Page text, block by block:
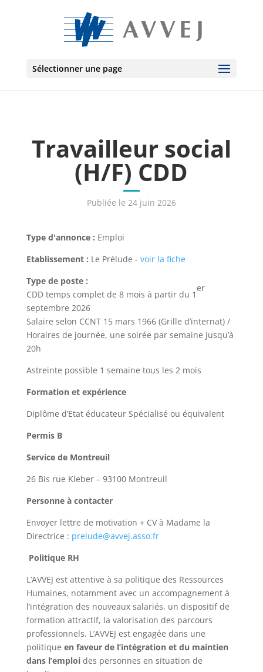
Sélectionner une page
Travailleur social
(H/F) CDD
Publiée le 24 juin 2026
Type d'annonce : Emploi
Etablissement : Le Prélude - voir la fiche
Type de poste :
CDD temps complet de 8 mois à partir du 1
er
septembre 2026
Salaire selon CCNT 15 mars 1966 (Grille d’internat) /
Horaires de journée, une soirée par semaine jusqu’à
20h
Astreinte possible 1 semaine tous les 2 mois
Formation et expérience
Diplôme d’Etat éducateur Spécialisé ou équivalent
Permis B
Service de Montreuil
26 Bis rue Kleber – 93100 Montreuil
Personne à contacter
Envoyer lettre de motivation + CV à Madame la
Directrice : prelude@avvej.asso.fr
Politique RH
L’AVVEJ est attentive à sa politique des Ressources
Humaines, notamment avec un accompagnement à
l’intégration des nouveaux salariés, un dispositif de
formation attractif, la valorisation des parcours
professionnels. L’AVVEJ est engagée dans une
politique en faveur de l’intégration et du maintien
dans l’emploi des personnes en situation de